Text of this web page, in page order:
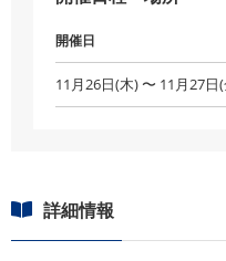
開催日
11月26日(木) 〜 11月27日
詳細情報